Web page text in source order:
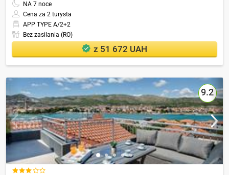
NA 7 noce
Cena za 2 turysta
APP TYPE A/2+2
Bez zasilania (RO)
z 51 672 UAH
9.2
